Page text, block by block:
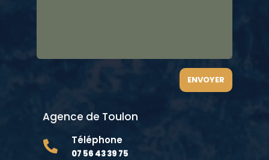
ENVOYER
Agence de Toulon
 Téléphone
07 56 43 39 75